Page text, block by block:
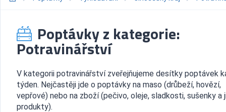
Poptávky z kategorie:
Potravinářství
V kategorii potravinářství zveřejňujeme desítky poptávek
týden. Nejčastěji jde o poptávky na maso (drůbeží, hovězí,
vepřové) nebo na zboží (pečivo, oleje, sladkosti, sušenky a
produkty).